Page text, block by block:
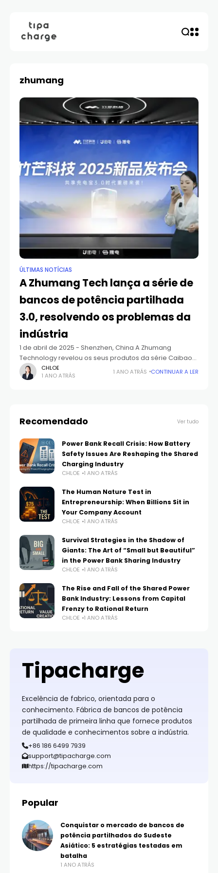
zhumang
ÚLTIMAS NOTÍCIAS
A Zhumang Tech lança a série de
bancos de potência partilhada
3.0, resolvendo os problemas da
indústria
1 de abril de 2025 - Shenzhen, China A Zhumang
Technology revelou os seus produtos da série Caibao
3.0 e a sua plataforma de operações inteligentes no dia
1 de abril, abordando as questões de longa data da má
CHLOE
1 ANO ATRÁS
1 ANO ATRÁS CONTINUAR A LER
Recomendado Ver tudo
Power Bank Recall Crisis: How Battery
Safety Issues Are Reshaping the Shared
Charging Industry
CHLOE 1 ANO ATRÁS
The Human Nature Test in
Entrepreneurship: When Billions Sit in
Your Company Account
CHLOE 1 ANO ATRÁS
Survival Strategies in the Shadow of
Giants: The Art of “Small but Beautiful”
in the Power Bank Sharing Industry
CHLOE 1 ANO ATRÁS
The Rise and Fall of the Shared Power
Bank Industry: Lessons from Capital
Frenzy to Rational Return
CHLOE 1 ANO ATRÁS
Tipacharge
Excelência de fabrico, orientada para o
conhecimento. Fábrica de bancos de potência
partilhada de primeira linha que fornece produtos
de qualidade e conhecimentos sobre a indústria.
+86 186 6499 7939
support@tipacharge.com
https://tipacharge.com
Popular
Conquistar o mercado de bancos de
potência partilhados do Sudeste
Asiático: 5 estratégias testadas em
batalha
1 ANO ATRÁS